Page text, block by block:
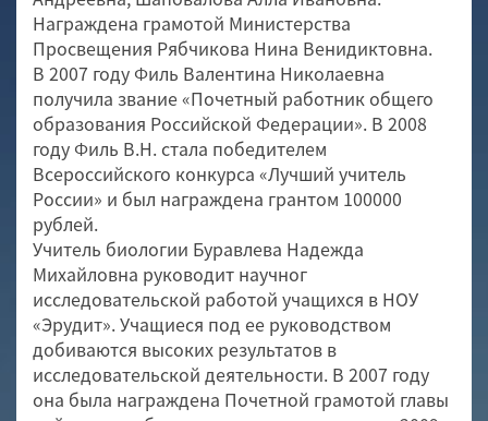
Награждена грамотой Министерства
Просвещения Рябчикова Нина Венидиктовна.
В 2007 году Филь Валентина Николаевна
получила звание «Почетный работник общего
образования Российской Федерации». В 2008
году Филь В.Н. стала победителем
Всероссийского конкурса «Лучший учитель
России» и был награждена грантом 100000
рублей.
Учитель биологии Буравлева Надежда
Михайловна руководит научног
исследовательской работой учащихся в НОУ
«Эрудит». Учащиеся под ее руководством
добиваются высоких результатов в
исследовательской деятельности. В 2007 году
она была награждена Почетной грамотой главы